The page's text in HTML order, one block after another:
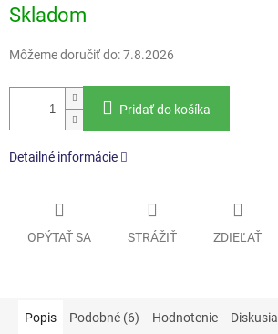
cena:
Skladom
Môžeme doručiť do:7.8.2026
Pridať do košíka
Detailné informácie
OPÝTAŤ SA STRÁŽIŤ ZDIEĽAŤ
Popis Podobné (6) Hodnotenie Diskusia